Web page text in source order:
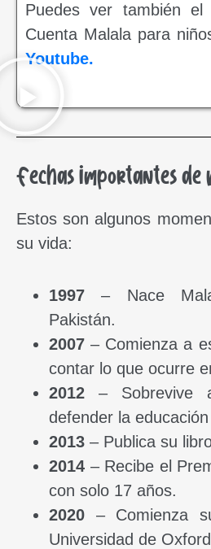
Puedes ver también el
Cuenta Malala para
Youtube.
Fechas importantes de
Estos son algunos
su vida:
1997 – Nace
Pakistán.
2007 – Comienza a
contar lo que ocurre
2012 – Sobrevive
defender la
2013 – Publica su
2014 – Recibe el
con solo 17 años.
2020 – Comienza
Universidad de